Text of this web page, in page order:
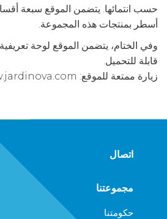
حسب انتمائها. يتضمن الموقع سبعة
أسطر بمنتجات هذه المجموعة.
وفي الختام، يتضمن الموقع لوحة
قابلة للتحميل.
زيارة ممتعة للموقع: www.jardinova.com
اتصال
مجموعتنا
حكومتنا